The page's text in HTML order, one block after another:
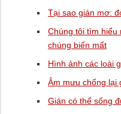
Tại sao gián mơ:
Chúng tôi tìm hiểu
chúng biến mất
Hình ảnh các loài
Âm mưu chống lại
Gián có thể sống